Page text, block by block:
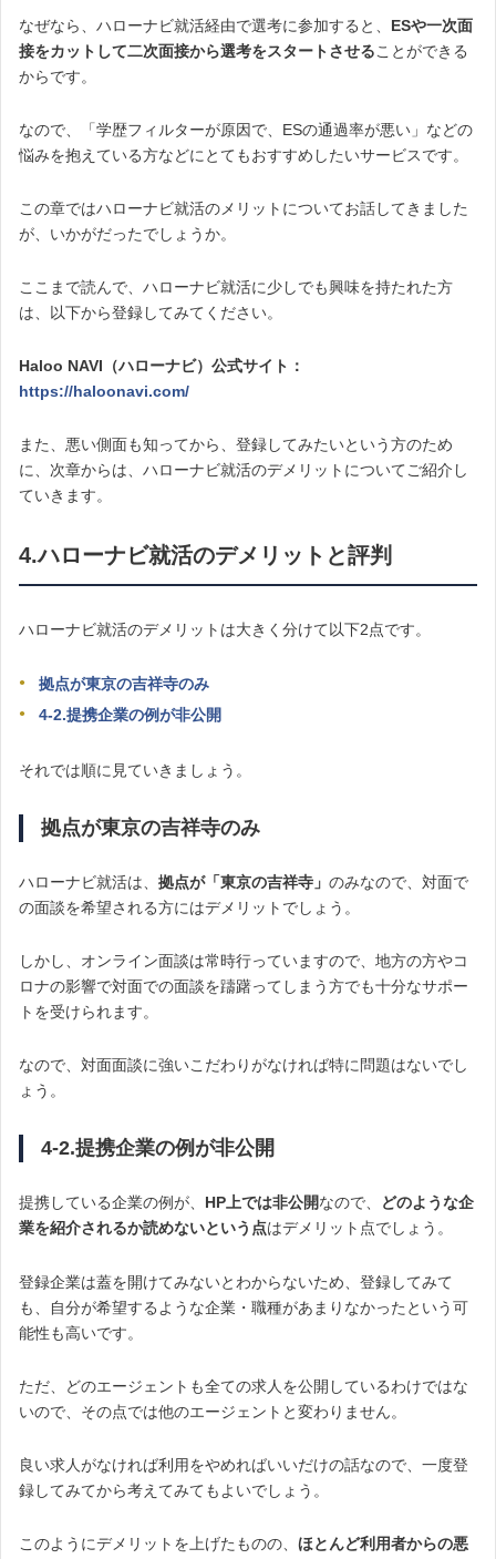
なぜなら、ハローナビ就活経由で選考に参加すると、 ESや一次面
接をカットして二次面接から選考をスタートさせることができる
からです。
なので、「学歴フィルターが原因で、ESの通過率が悪い」などの
悩みを抱えている方などにとてもおすすめしたいサービスです。
この章ではハローナビ就活のメリットについてお話してきました
が、いかがだったでしょうか。
ここまで読んで、ハローナビ就活に少しでも興味を持たれた方
は、以下から登録してみてください。
Haloo NAVI（ハローナビ）公式サイト：
https://haloonavi.com/
また、悪い側面も知ってから、登録してみたいという方のため
に、次章からは、ハローナビ就活のデメリットについてご紹介し
ていきます。
4.ハローナビ就活のデメリットと評判
ハローナビ就活のデメリットは大きく分けて以下2点です。
拠点が東京の吉祥寺のみ
4-2.提携企業の例が非公開
それでは順に見ていきましょう。
拠点が東京の吉祥寺のみ
ハローナビ就活は、 拠点が「東京の吉祥寺」 のみなので、対面で
の面談を希望される方にはデメリットでしょう。
しかし、オンライン面談は常時行っていますので、地方の方やコ
ロナの影響で対面での面談を躊躇ってしまう方でも十分なサポー
トを受けられます。
なので、対面面談に強いこだわりがなければ特に問題はないでし
ょう。
4-2.提携企業の例が非公開
提携している企業の例が、 HP上では非公開なので、
どのような企
業を紹介されるか読めないという点はデメリット点でしょう。
登録企業は蓋を開けてみないとわからないため、登録してみて
も、自分が希望するような企業・職種があまりなかったという可
能性も高いです。
ただ、どのエージェントも全ての求人を公開しているわけではな
いので、その点では他のエージェントと変わりません。
良い求人がなければ利用をやめればいいだけの話なので、一度登
録してみてから考えてみてもよいでしょう。
このようにデメリットを上げたものの、 ほとんど利用者からの悪